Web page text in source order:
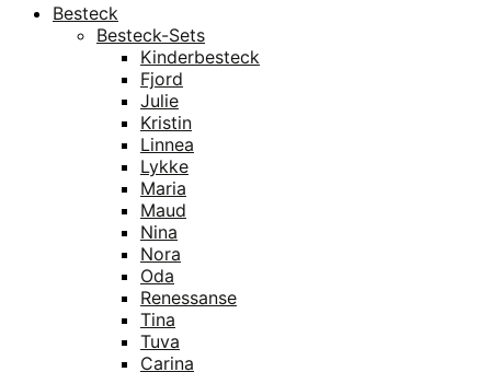
Besteck
Besteck-Sets
Kinderbesteck
Fjord
Julie
Kristin
Linnea
Lykke
Maria
Maud
Nina
Nora
Oda
Renessanse
Tina
Tuva
Carina